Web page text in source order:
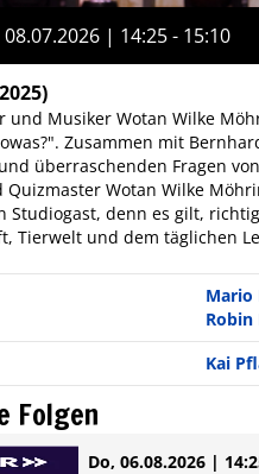
08.07.2026 | 14:25 - 15:10
und Musiker Wotan Wilke
Zusammen mit
überraschenden Fragen
Quizmaster Wotan Wilke
Studiogast, denn es gilt,
Tierwelt und dem täglichen
Mario
Robin
Kai
Folgen
Do, 06.08.2026 |